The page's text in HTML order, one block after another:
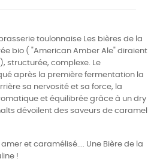
toulonnaise Les bières de la
bio ( "American Amber Ale" diraient
structurée, complexe. Le
après la première fermentation la
sa nervosité et sa force, la
et équilibrée grâce à un dry
dévoilent des saveurs de caramel
et caramélisé.... Une Bière de la
!